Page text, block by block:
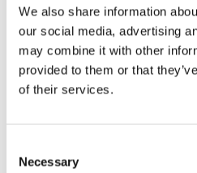
We also share information
our social media, advertising
may combine it with other
provided to them or that
of their services.
Selection
Necessary